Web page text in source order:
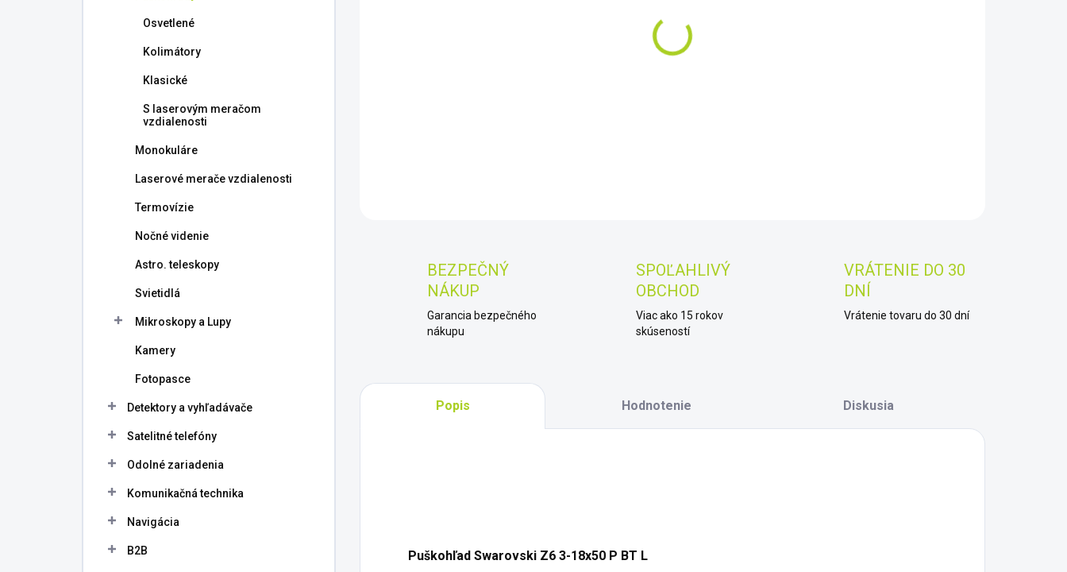
Osvetlené
Kolimátory
Klasické
S laserovým meračom
vzdialenosti
Monokuláre
Laserové merače vzdialenosti
Termovízie
Nočné videnie
Astro. teleskopy
Svietidlá
Mikroskopy a Lupy
Kamery
Fotopasce
Detektory a vyhľadávače
Satelitné telefóny
Odolné zariadenia
Komunikačná technika
Navigácia
B2B
BEZPEČNÝ
NÁKUP
Garancia bezpečného
nákupu
SPOĽAHLIVÝ
OBCHOD
Viac ako 15 rokov
skúseností
VRÁTENIE DO 30
DNÍ
Vrátenie tovaru do 30 dní
Popis Hodnotenie Diskusia
Puškohľad Swarovski Z6 3-18x50 P BT L